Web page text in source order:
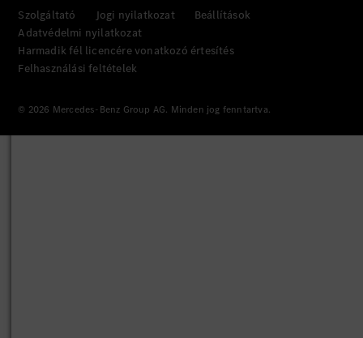
Szolgáltató Jogi nyilatkozat
Beállítások
Adatvédelmi nyilatkozat
Harmadik fél licencére vonatkozó értesítés
Felhasználási feltételek
© 2026 Mercedes-Benz Group AG. Minden jog fenntartva.